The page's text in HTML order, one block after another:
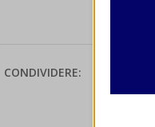
CONDIVIDERE: